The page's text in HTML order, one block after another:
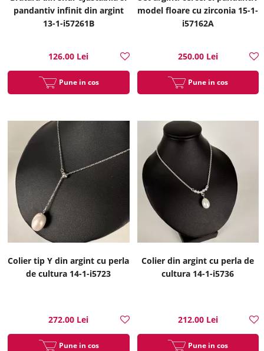
pandantiv infinit din argint
13-1-i57261B
126.00 Lei
Pune in cos
model floare cu zirconia 15-1-
i57162A
250.00 Lei
Pune in cos
Colier tip Y din argint cu perla
de cultura 14-1-i5723
272.00 Lei
Pune in cos
Colier din argint cu perla de
cultura 14-1-i5736
212.00 Lei
Pune in cos